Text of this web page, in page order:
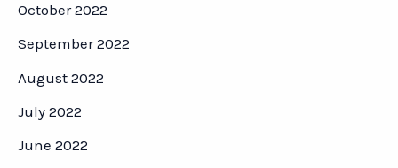
October 2022
September 2022
August 2022
July 2022
June 2022